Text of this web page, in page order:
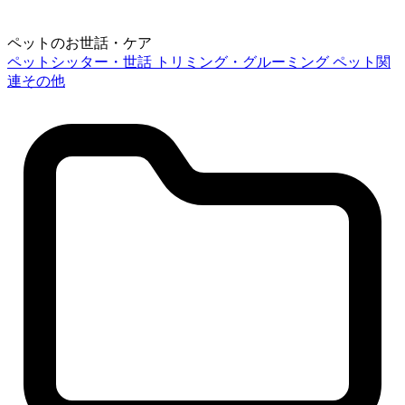
ペットのお世話・ケア
ペットシッター・世話 トリミング・グルーミング ペット関
連その他